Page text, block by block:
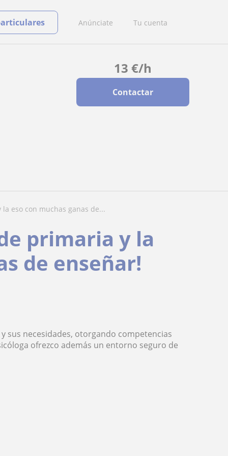
Anúnciate Tu cuenta
13 €/h
Contactar
eso con muchas ganas de...
primaria y la
de enseñar!
sus necesidades, otorgando competencias
ofrezco además un entorno seguro de